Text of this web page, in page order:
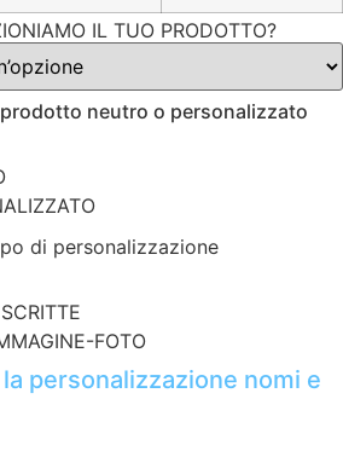
IL TUO PRODOTTO?
prodotto neutro o personalizzato
di personalizzazione
FOTO
personalizzazione nomi e